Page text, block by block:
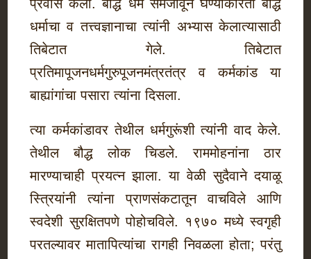
प्रवास केला. बौद्ध धर्म समजावून घेण्याकरिता बौद्ध
धर्माचा व तत्त्वज्ञानाचा त्यांनी अभ्यास केलात्यासाठी
तिबेटात गेले. तिबेटात
प्रतिमापूजनधर्मगुरुपूजनमंत्रतंत्र व कर्मकांड या
बाह्यांगांचा पसारा त्यांना दिसला.
त्या कर्मकांडावर तेथील धर्मगुरूंशी त्यांनी वाद केले.
तेथील बौद्ध लोक चिडले. राममोहनांना ठार
मारण्याचाही प्रयत्न झाला. या वेळी सुदैवाने दयाळू
स्त्रियांनी त्यांना प्राणसंकटातून वाचविले आणि
स्वदेशी सुरक्षितपणे पोहोचविले. १९७० मध्ये स्वगृही
परतल्यावर मातापित्यांचा रागही निवळला होता; परंतु